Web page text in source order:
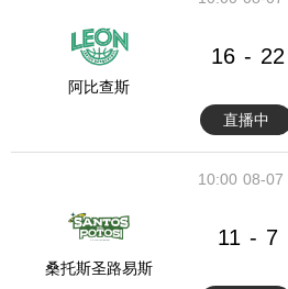
阿比查斯
16 - 22
直播中
08-07
10:00
桑托斯圣路易斯
11 - 7